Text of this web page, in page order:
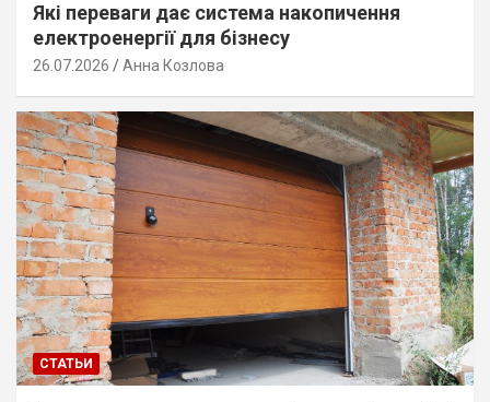
Які переваги дає система накопичення
електроенергії для бізнесу
26.07.2026 Анна Козлова
СТАТЬИ